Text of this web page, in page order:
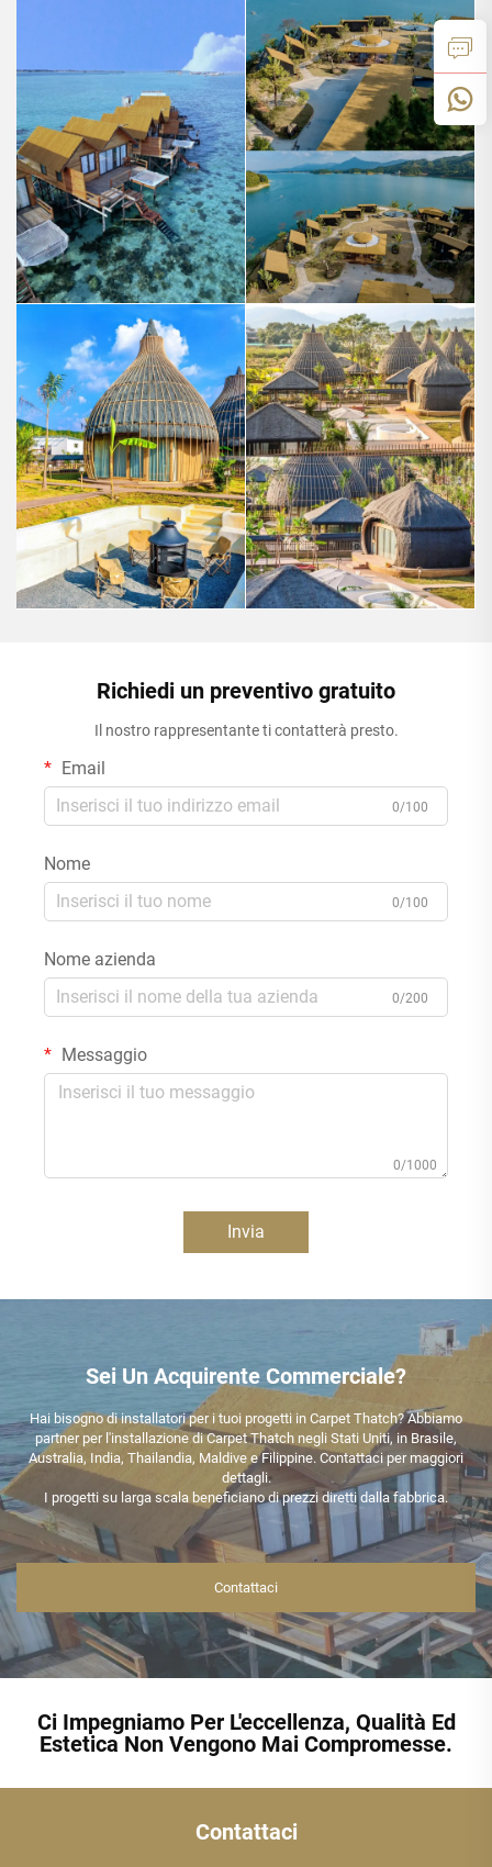
Richiedi un preventivo gratuito
Il nostro rappresentante ti contatterà presto.
Email
0/100
Nome
0/100
Nome azienda
0/200
Messaggio
0/1000
Invia
Sei Un Acquirente Commerciale?
Hai bisogno di installatori per i tuoi progetti in Carpet Thatch? Abbiamo
partner per l'installazione di Carpet Thatch negli Stati Uniti, in Brasile,
Australia, India, Thailandia, Maldive e Filippine. Contattaci per maggiori
dettagli.
I progetti su larga scala beneficiano di prezzi diretti dalla fabbrica.
Contattaci
Ci Impegniamo Per L'eccellenza, Qualità Ed
Estetica Non Vengono Mai Compromesse.
Contattaci